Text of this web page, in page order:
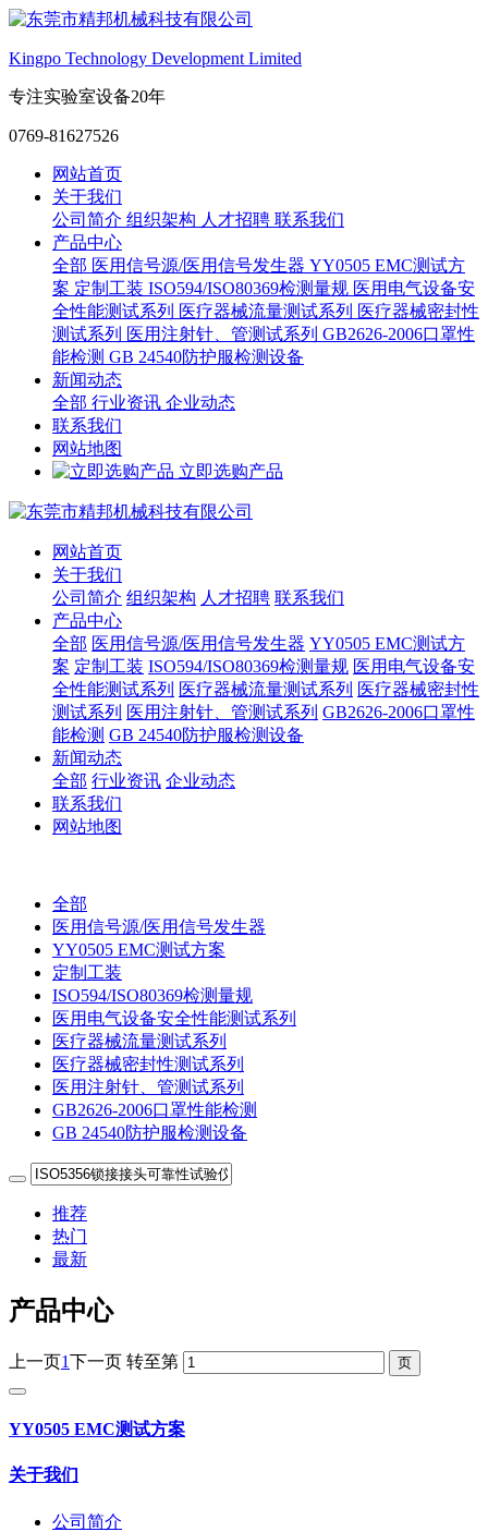
Kingpo Technology Development Limited
专注实验室设备20年
0769-81627526
网站首页
关于我们
公司简介 组织架构 人才招聘 联系我们
产品中心
全部 医用信号源/医用信号发生器 YY0505 EMC测试方
案 定制工装 ISO594/ISO80369检测量规 医用电气设备安
全性能测试系列 医疗器械流量测试系列 医疗器械密封性
测试系列 医用注射针、管测试系列 GB2626-2006口罩性
能检测 GB 24540防护服检测设备
新闻动态
全部 行业资讯 企业动态
联系我们
网站地图
立即选购产品
网站首页
关于我们
公司简介 组织架构 人才招聘 联系我们
产品中心
全部 医用信号源/医用信号发生器 YY0505 EMC测试方
案 定制工装 ISO594/ISO80369检测量规 医用电气设备安
全性能测试系列 医疗器械流量测试系列 医疗器械密封性
测试系列 医用注射针、管测试系列 GB2626-2006口罩性
能检测 GB 24540防护服检测设备
新闻动态
全部 行业资讯 企业动态
联系我们
网站地图
全部
医用信号源/医用信号发生器
YY0505 EMC测试方案
定制工装
ISO594/ISO80369检测量规
医用电气设备安全性能测试系列
医疗器械流量测试系列
医疗器械密封性测试系列
医用注射针、管测试系列
GB2626-2006口罩性能检测
GB 24540防护服检测设备
推荐
热门
最新
产品中心
上一页1下一页 转至第
YY0505 EMC测试方案
关于我们
公司简介